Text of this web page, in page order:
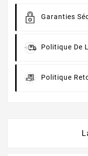
Garanties
Politique De
Politique